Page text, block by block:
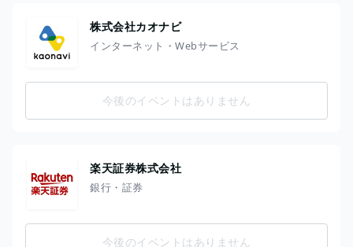
株式会社カオナビ
インターネット・Webサービス
今後のイベントはありません
楽天証券株式会社
銀行・証券
今後のイベントはありません